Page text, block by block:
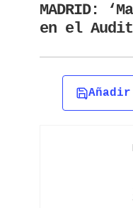
MADRID:
en el